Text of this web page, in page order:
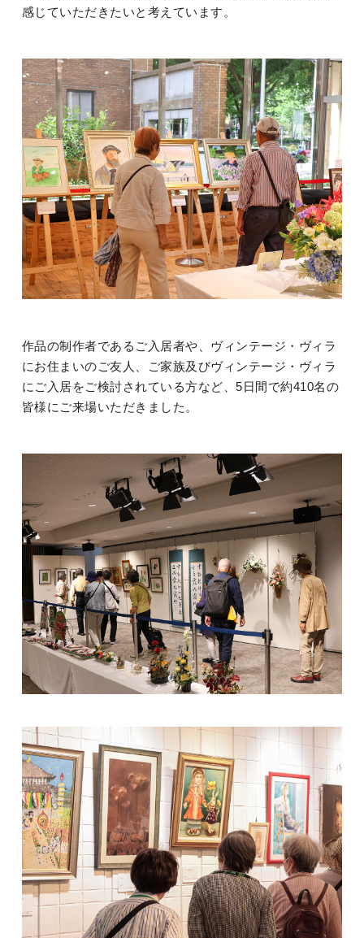
感じていただきたいと考えています。
作品の制作者であるご入居者や、ヴィンテージ・ヴィラ
にお住まいのご友人、ご家族及びヴィンテージ・ヴィラ
にご入居をご検討されている方など、5日間で約410名の
皆様にご来場いただきました。